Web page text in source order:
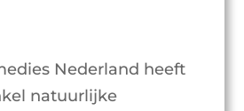
Nederland heeft
natuurlijke